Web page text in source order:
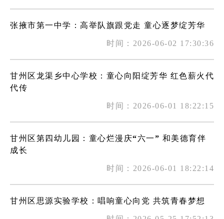
张掖市第一中学：高举队旗跟党走 童心逐梦绽芳华
时间：2026-06-02 17:30:36
甘州区龙渠乡中心学校：童心向阳绽芳华 红色薪火代
代传
时间：2026-06-01 18:22:15
甘州区第四幼儿园：童心烂漫庆“六一” 和美德育伴
成长
时间：2026-06-01 18:22:14
甘州区思源实验学校：唱响童心向党 共筑青春梦想